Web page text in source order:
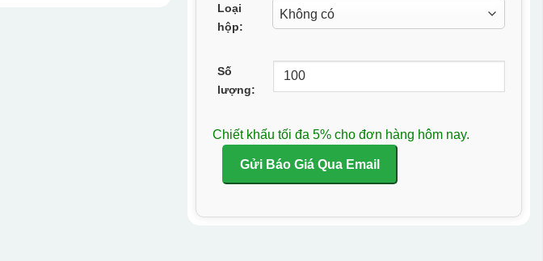
Loại
hộp:
Số
lượng:
Chiết khấu tối đa 5% cho đơn hàng hôm nay.
Gửi Báo Giá Qua Email